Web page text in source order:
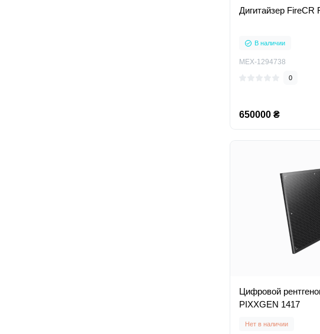
Дигитайзер FireCR
В наличии
MEX-1294738
0
650000 ₴
Цифровой
PIXXGEN 1417
Нет в наличии